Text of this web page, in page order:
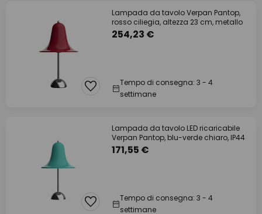
Lampada da tavolo Verpan Pantop,
rosso ciliegia, altezza 23 cm, metallo
254,23 €
Tempo di consegna: 3 - 4
settimane
Lampada da tavolo LED ricaricabile
Verpan Pantop, blu-verde chiaro, IP44
171,55 €
Tempo di consegna: 3 - 4
settimane